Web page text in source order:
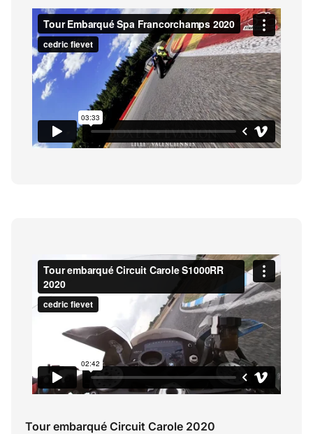
Tour embarqué Circuit Carole 2020